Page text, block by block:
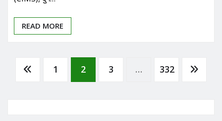
READ MORE
Posts
1 2 3 … 332